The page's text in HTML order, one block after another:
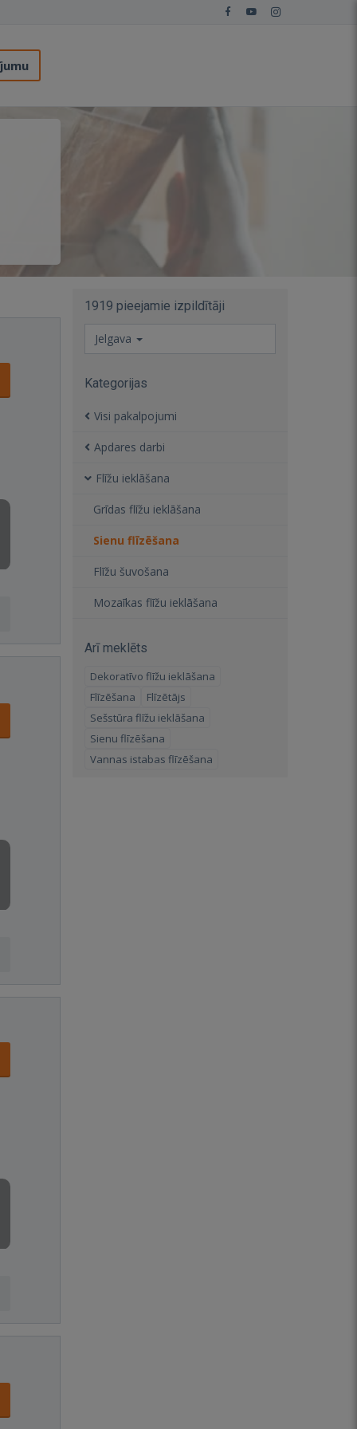
1919 pieejamie izpildītāji
Jelgava
Kategorijas
Visi pakalpojumi
Apdares darbi
Flīžu ieklāšana
Grīdas flīžu ieklāšana
Sienu flīzēšana
Flīžu šuvošana
Mozaīkas flīžu ieklāšana
Arī meklēts
Dekoratīvo flīžu ieklāšana
Flīzēšana
Flīzētājs
Sešstūra flīžu ieklāšana
Sienu flīzēšana
Vannas istabas flīzēšana